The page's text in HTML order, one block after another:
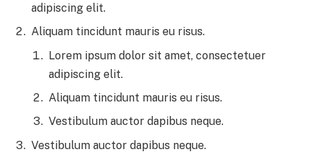
adipiscing elit.
Aliquam tincidunt mauris eu risus.
Lorem ipsum dolor sit amet, consectetuer
adipiscing elit.
Aliquam tincidunt mauris eu risus.
Vestibulum auctor dapibus neque.
Vestibulum auctor dapibus neque.